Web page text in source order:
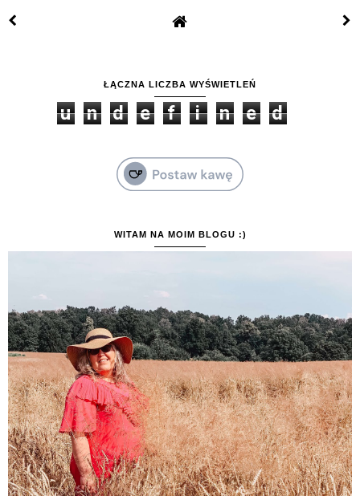
ŁĄCZNA LICZBA WYŚWIETLEŃ
u n d e f i n e d
WITAM NA MOIM BLOGU :)